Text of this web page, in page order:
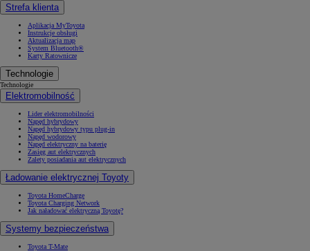
Strefa klienta
Aplikacja MyToyota
Instrukcje obsługi
Aktualizacja map
System Bluetooth®
Karty Ratownicze
Technologie
Technologie
Elektromobilność
Lider elektromobilności
Napęd hybrydowy
Napęd hybrydowy typu plug-in
Napęd wodorowy
Napęd elektryczny na baterię
Zasięg aut elektrycznych
Zalety posiadania aut elektrycznych
Ładowanie elektrycznej Toyoty
Toyota HomeCharge
Toyota Charging Network
Jak naładować elektryczną Toyotę?
Systemy bezpieczeństwa
Toyota T-Mate